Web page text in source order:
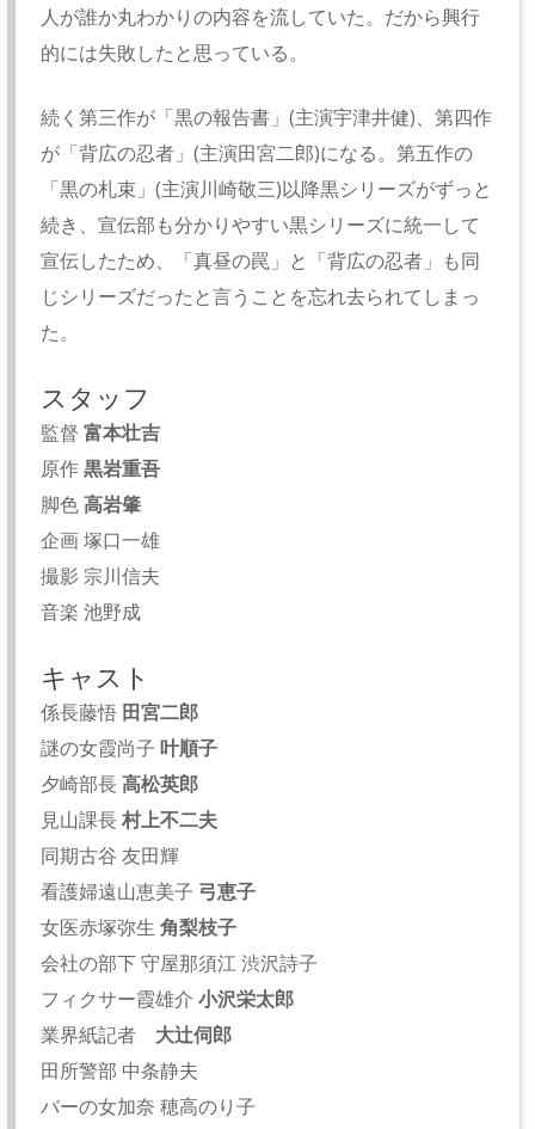
人が誰か丸わかりの内容を流していた。だから興行
的には失敗したと思っている。
続く第三作が「黒の報告書」(主演宇津井健)、第四作
が「背広の忍者」(主演田宮二郎)になる。第五作の
「黒の札束」(主演川崎敬三)以降黒シリーズがずっと
続き、宣伝部も分かりやすい黒シリーズに統一して
宣伝したため、「真昼の罠」と「背広の忍者」も同
じシリーズだったと言うことを忘れ去られてしまっ
た。
スタッフ
監督富本壮吉
原作黒岩重吾
脚色高岩肇
企画 塚口一雄
撮影 宗川信夫
音楽 池野成
キャスト
係長藤悟 田宮二郎
謎の女霞尚子叶順子
夕崎部長高松英郎
見山課長村上不二夫
同期古谷 友田輝
看護婦遠山恵美子 弓恵子
女医赤塚弥生角梨枝子
会社の部下 守屋那須江 渋沢詩子
フィクサー霞雄介小沢栄太郎
業界紙記者 大辻伺郎
田所警部 中条静夫
バーの女加奈 穂高のり子